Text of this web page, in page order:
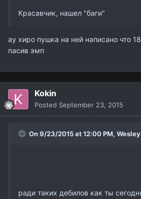
Красавчик, нашел "баги"
ау хиро пушка на ней написано что
пасив эмп
Kokin
Posted September 23, 2015
On 9/23/2015 at 12:00 PM,
ради таких дебилов как ты